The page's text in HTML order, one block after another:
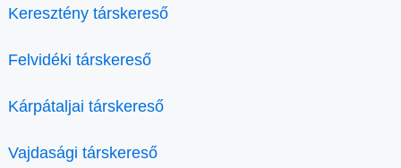
Keresztény társkereső
Felvidéki társkereső
Kárpátaljai társkereső
Vajdasági társkereső